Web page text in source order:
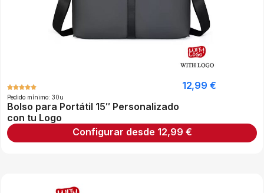
Pedido mínimo: 30u
Bolso para Portátil 15″ Personalizado
con tu Logo
12,99 €
Configurar desde 12,99 €